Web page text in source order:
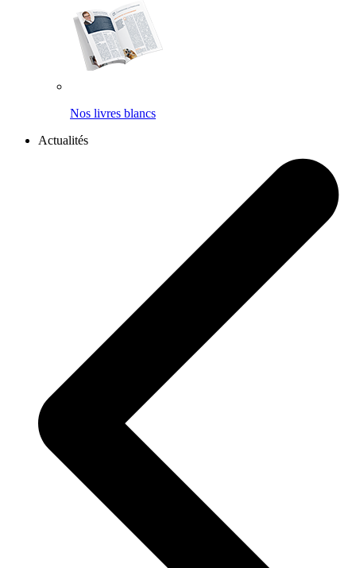
Nos livres blancs
Actualités